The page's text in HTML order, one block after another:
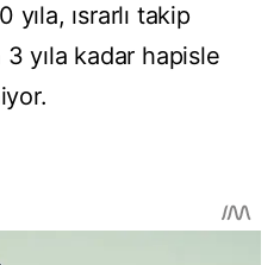
yıla, ısrarlı takip
yıla kadar hapisle